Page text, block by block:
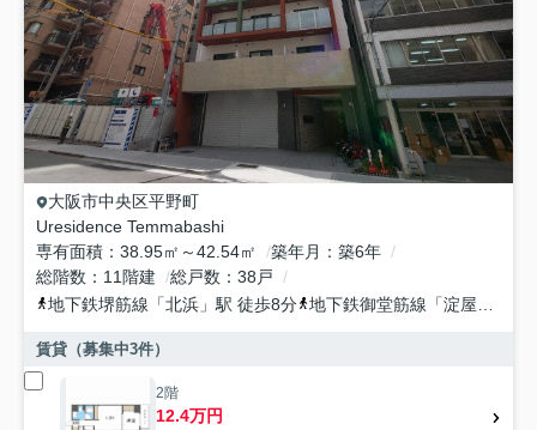
大阪市中央区平野町
Uresidence Temmabashi
専有面積
38.95㎡～42.54㎡ 築年月
築6年
総階数
11階建 総戸数
38戸
地下鉄堺筋線 「北浜 」駅 徒歩8分 地下鉄御堂筋線 「淀屋橋
賃貸（募集中3件）
2階
12.4万円